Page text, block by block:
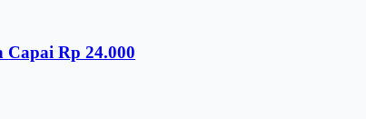
Rp 24.000